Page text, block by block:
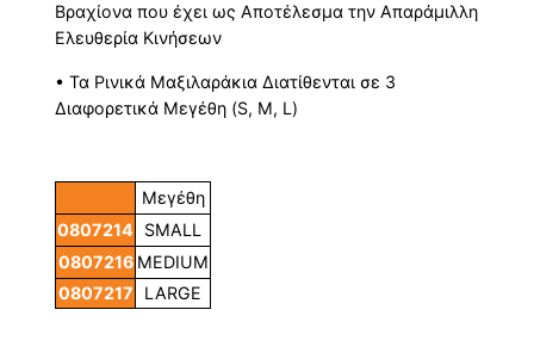
Βραχίονα που έχει ως Αποτέλεσμα την Απαράμιλλη
Ελευθερία Κινήσεων
• Τα Ρινικά Μαξιλαράκια Διατίθενται σε 3
Διαφορετικά Μεγέθη (S, M, L)
Μεγέθη
0807214
SMALL
0807216 MEDIUM
0807217
LARGE